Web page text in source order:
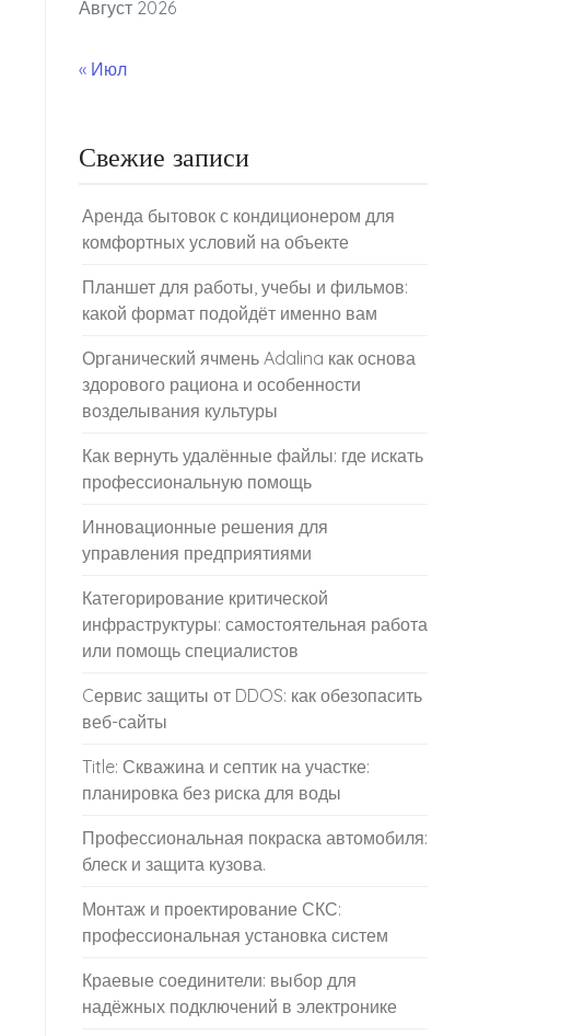
Август 2026
« Июл
Свежие записи
Аренда бытовок с кондиционером для
комфортных условий на объекте
Планшет для работы, учебы и фильмов:
какой формат подойдёт именно вам
Органический ячмень Adalina как основа
здорового рациона и особенности
возделывания культуры
Как вернуть удалённые файлы: где искать
профессиональную помощь
Инновационные решения для
управления предприятиями
Категорирование критической
инфраструктуры: самостоятельная работа
или помощь специалистов
Cервис защиты от DDOS: как обезопасить
веб-сайты
Title: Скважина и септик на участке:
планировка без риска для воды
Профессиональная покраска автомобиля:
блеск и защита кузова.
Монтаж и проектирование СКС:
профессиональная установка систем
Краевые соединители: выбор для
надёжных подключений в электронике